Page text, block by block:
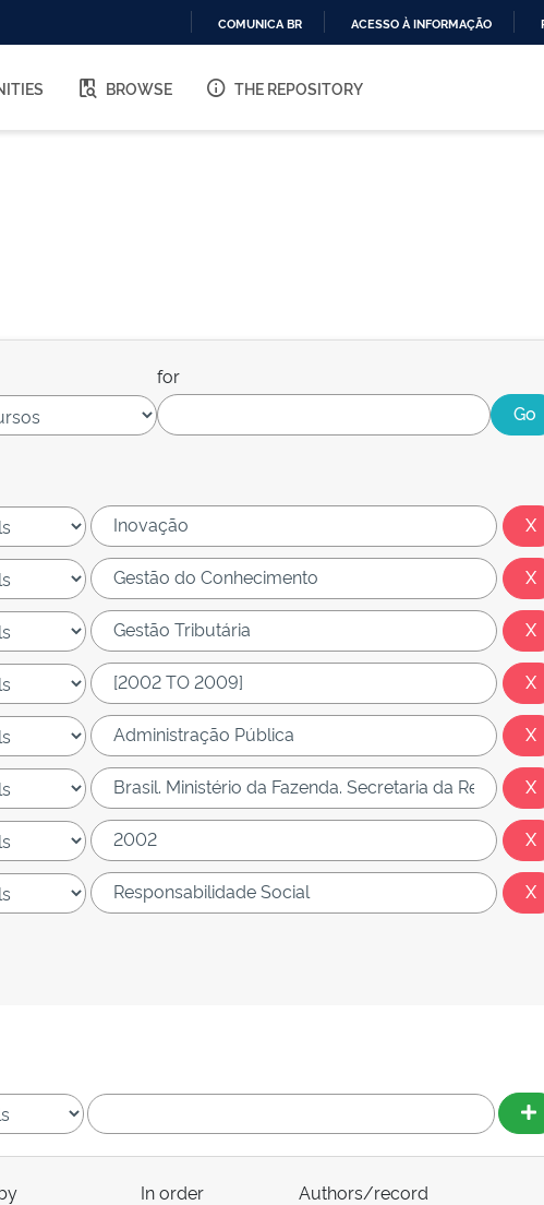
O
COMUNICA BR ACESSO À INFORMAÇÃO
BROWSE THE REPOSITORY
for
In order Authors/record